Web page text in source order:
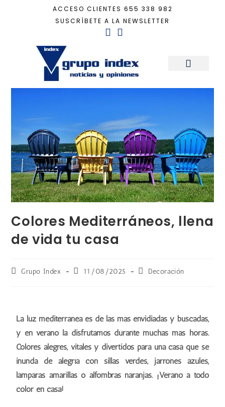
ACCESO CLIENTES 655 338 982
SUSCRÍBETE A LA NEWSLETTER
Decoración
Colores Mediterráneos, llena
de vida tu casa
Grupo Index 11/08/2025 Decoración
La luz mediterránea es de las más envidiadas y buscadas,
y en verano la disfrutamos durante muchas más horas.
Colores alegres, vitales y divertidos para una casa que se
inunda de alegría con sillas verdes, jarrones azules,
lámparas amarillas o alfombras naranjas. ¡Verano a todo
color en casa!